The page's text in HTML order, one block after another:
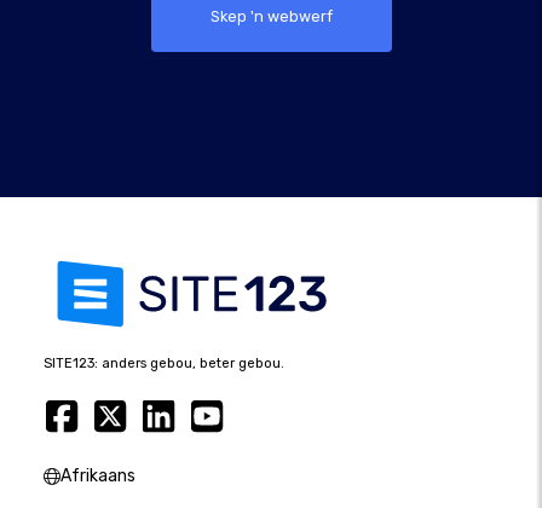
Skep 'n webwerf
SITE123: anders gebou, beter gebou.
Afrikaans